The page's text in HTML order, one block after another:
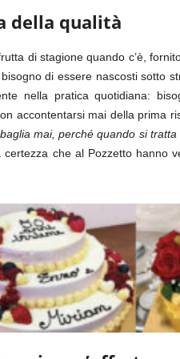
della qualità
di stagione quando c’è,
di essere nascosti sotto
nella pratica quotidiana:
accontentarsi mai della prima
mai, perché quando si
che al Pozzetto hanno